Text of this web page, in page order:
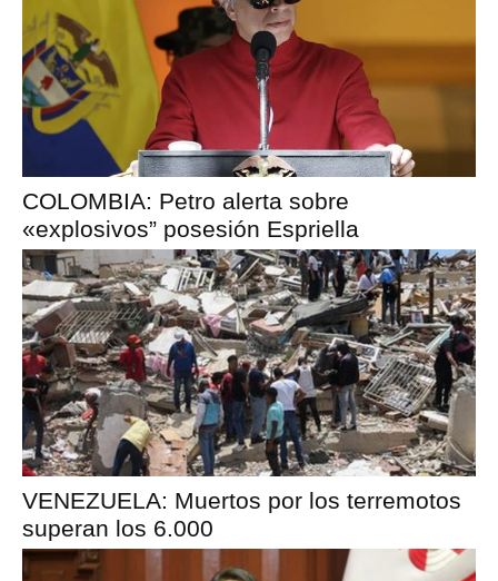
COLOMBIA: Petro alerta sobre
«explosivos” posesión Espriella
VENEZUELA: Muertos por los terremotos
superan los 6.000